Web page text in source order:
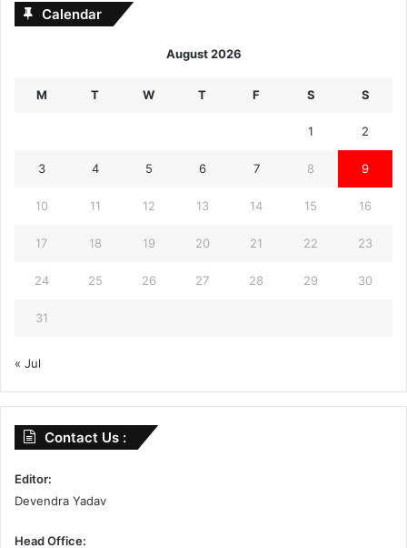
Calendar
August 2026
M T W T F S S
1 2
3 4 5 6 7 8 9
10 11 12 13 14 15 16
17 18 19 20 21 22 23
24 25 26 27 28 29 30
31
« Jul
Contact Us :
Editor:
Devendra Yadav
Head Office: